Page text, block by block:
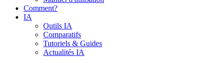
Comment?
IA
Outils IA
Comparatifs
Tutoriels & Guides
Actualités IA